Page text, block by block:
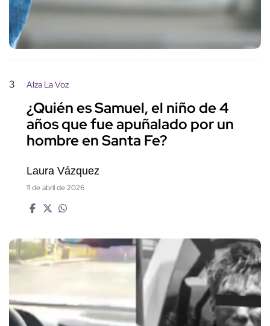
3 Alza La Voz
¿Quién es Samuel, el niño de 4
años que fue apuñalado por un
hombre en Santa Fe?
Laura Vázquez
11 de abril de 2026